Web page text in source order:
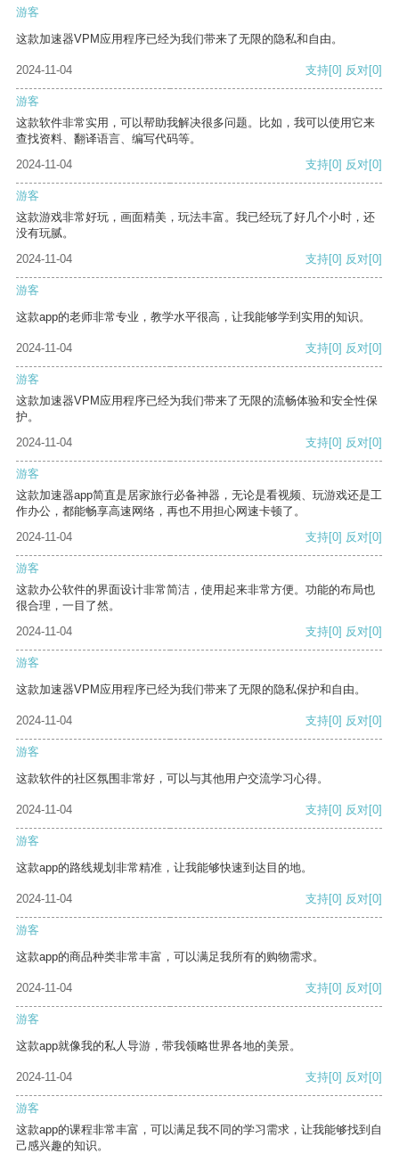
游客
这款加速器VPM应用程序已经为我们带来了无限的隐私和自由。
2024-11-04 支持[0] 反对[0]
游客
这款软件非常实用，可以帮助我解决很多问题。比如，我可以使用它来
查找资料、翻译语言、编写代码等。
2024-11-04
支持[0] 反对[0]
游客
这款游戏非常好玩，画面精美，玩法丰富。我已经玩了好几个小时，还
没有玩腻。
2024-11-04
支持[0] 反对[0]
游客
这款app的老师非常专业，教学水平很高，让我能够学到实用的知识。
2024-11-04 支持[0] 反对[0]
游客
这款加速器VPM应用程序已经为我们带来了无限的流畅体验和安全性保
护。
2024-11-04
支持[0] 反对[0]
游客
这款加速器app简直是居家旅行必备神器，无论是看视频、玩游戏还是工
作办公，都能畅享高速网络，再也不用担心网速卡顿了。
2024-11-04
支持[0] 反对[0]
游客
这款办公软件的界面设计非常简洁，使用起来非常方便。功能的布局也
很合理，一目了然。
2024-11-04
支持[0] 反对[0]
游客
这款加速器VPM应用程序已经为我们带来了无限的隐私保护和自由。
2024-11-04 支持[0] 反对[0]
游客
这款软件的社区氛围非常好，可以与其他用户交流学习心得。
2024-11-04 支持[0] 反对[0]
游客
这款app的路线规划非常精准，让我能够快速到达目的地。
2024-11-04 支持[0] 反对[0]
游客
这款app的商品种类非常丰富，可以满足我所有的购物需求。
2024-11-04 支持[0] 反对[0]
游客
这款app就像我的私人导游，带我领略世界各地的美景。
2024-11-04 支持[0] 反对[0]
游客
这款app的课程非常丰富，可以满足我不同的学习需求，让我能够找到自
己感兴趣的知识。